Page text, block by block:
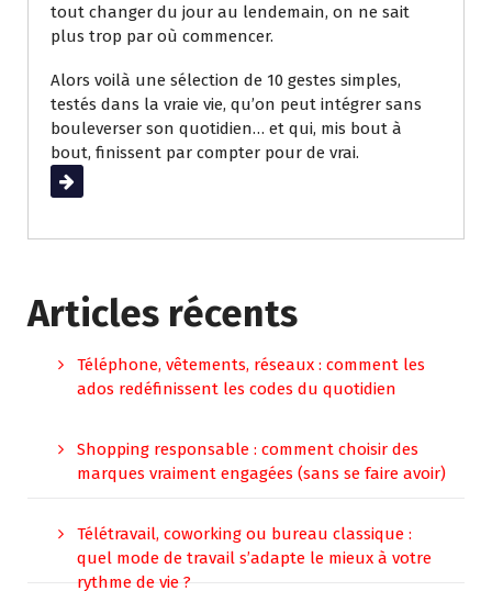
tout changer du jour au lendemain, on ne sait
plus trop par où commencer.
Alors voilà une sélection de 10 gestes simples,
testés dans la vraie vie, qu’on peut intégrer sans
bouleverser son quotidien… et qui, mis bout à
bout, finissent par compter pour de vrai.
Lire la suite
Articles récents
Téléphone, vêtements, réseaux : comment les
ados redéfinissent les codes du quotidien
Shopping responsable : comment choisir des
marques vraiment engagées (sans se faire avoir)
Télétravail, coworking ou bureau classique :
quel mode de travail s’adapte le mieux à votre
rythme de vie ?